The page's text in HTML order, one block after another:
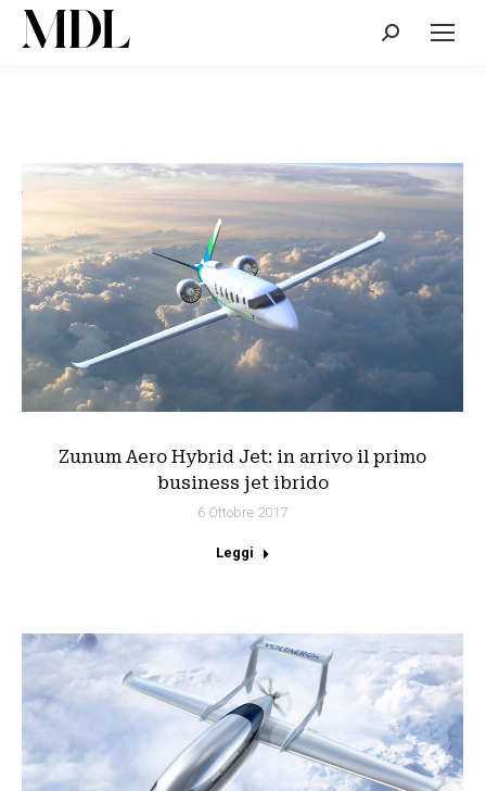
Cerca:
Zunum Aero Hybrid Jet: in arrivo il primo
business jet ibrido
6 Ottobre 2017
Leggi